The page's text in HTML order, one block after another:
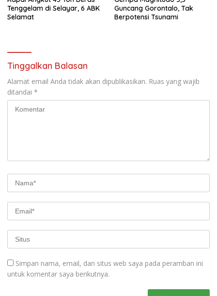
Tenggelam di Selayar, 6 ABK
Selamat
Guncang Gorontalo, Tak
Berpotensi Tsunami
Tinggalkan Balasan
Alamat email Anda tidak akan dipublikasikan. Ruas yang wajib
ditandai *
Simpan nama, email, dan situs web saya pada peramban ini
untuk komentar saya berikutnya.